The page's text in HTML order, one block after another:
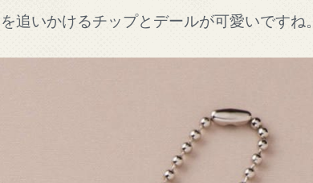
追いかけるチップとデールが可愛いですね。